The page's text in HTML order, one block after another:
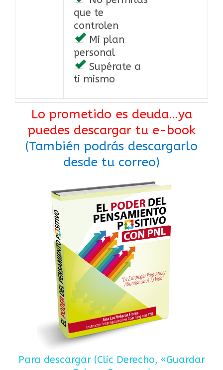
que te
controlen
Mi plan
personal
Supérate a
ti mismo
Lo prometido es deuda…ya
puedes descargar tu e-book
(También podrás descargarlo
desde tu correo)
Para descargar (Clic Derecho, «Guardar